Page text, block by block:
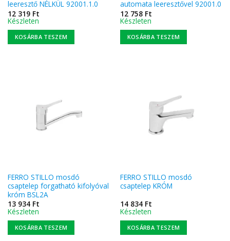
leeresztő NÉLKÜL 92001.1.0
12 319 Ft
Készleten
KOSÁRBA TESZEM
automata leeresztővel 92001.0
12 758 Ft
Készleten
KOSÁRBA TESZEM
FERRO STILLO mosdó
csaptelep forgatható kifolyóval
króm BSL2A
13 934 Ft
Készleten
KOSÁRBA TESZEM
FERRO STILLO mosdó
csaptelep KRÓM
14 834 Ft
Készleten
KOSÁRBA TESZEM